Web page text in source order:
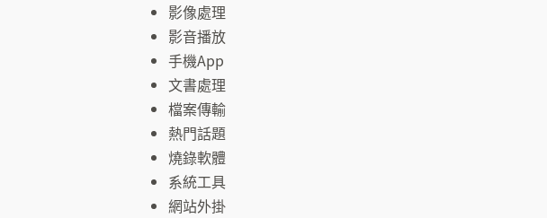
影像處理
影音播放
手機App
文書處理
檔案傳輸
熱門話題
燒錄軟體
系統工具
網站外掛